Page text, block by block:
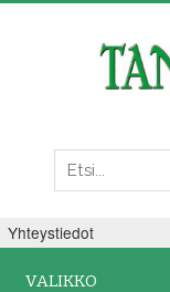
Yhteystiedot
VALIKKO